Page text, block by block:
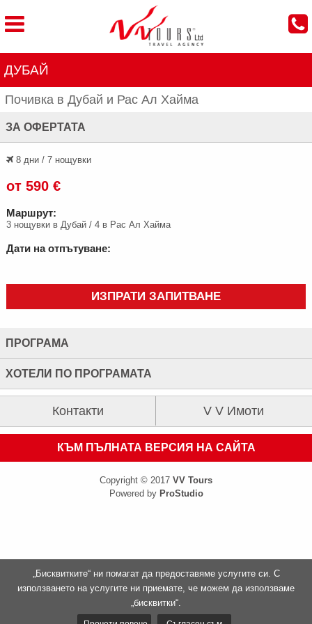
ДУБАЙ
Почивка в Дубай и Рас Ал Хайма
ЗА ОФЕРТАТА
8 дни / 7 нощувки
от 590 €
Маршрут:
3 нощувки в Дубай / 4 в Рас Ал Хайма
Дати на отпътуване:
ИЗПРАТИ ЗАПИТВАНЕ
ПРОГРАМА
ХОТЕЛИ ПО ПРОГРАМАТА
Контакти V V Имоти
КЪМ ПЪЛНАТА ВЕРСИЯ НА САЙТА
Copyright © 2017 VV Tours
Powered by ProStudio
„Бисквитките“ ни помагат да предоставяме услугите си. С
използването на услугите ни приемате, че можем да използваме
„бисквитки“.